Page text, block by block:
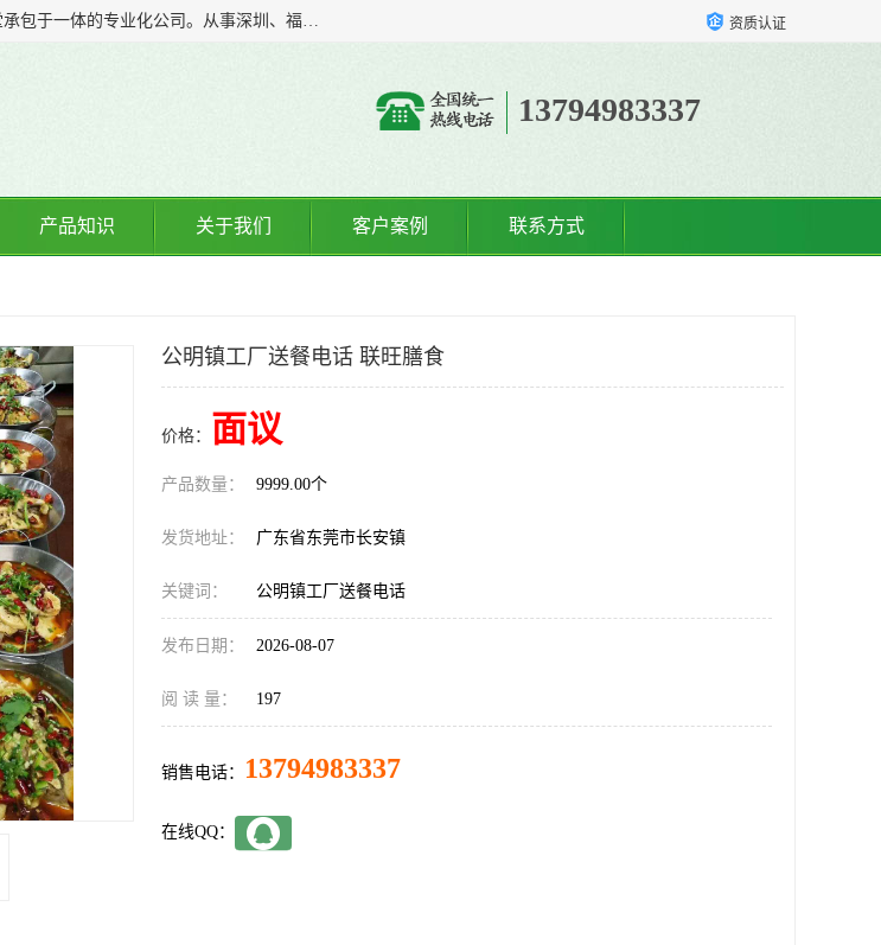
广东食安膳食管理服务有限公司是一家集干货粮油、肉禽蔬菜等食品加工、配送及食堂承包于一体的专业化公司。从事深圳、福永、公明、沙井、松岗等地区的蔬菜配送服务。 专业的服务队伍，以及完善的服务机制，经过多年的努力拼搏，赢得了广大客户的信赖和支持。 资质认证
13794983337
产品知识 关于我们 客户案例 联系方式
公明镇工厂送餐电话 联旺膳食
价格： 面议
产品数量： 9999.00个
发货地址： 广东省东莞市长安镇
关键词： 公明镇工厂送餐电话
发布日期： 2026-08-07
阅 读 量： 197
销售电话： 13794983337
在线QQ：